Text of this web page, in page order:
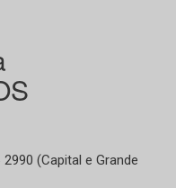
(Capital e Grande